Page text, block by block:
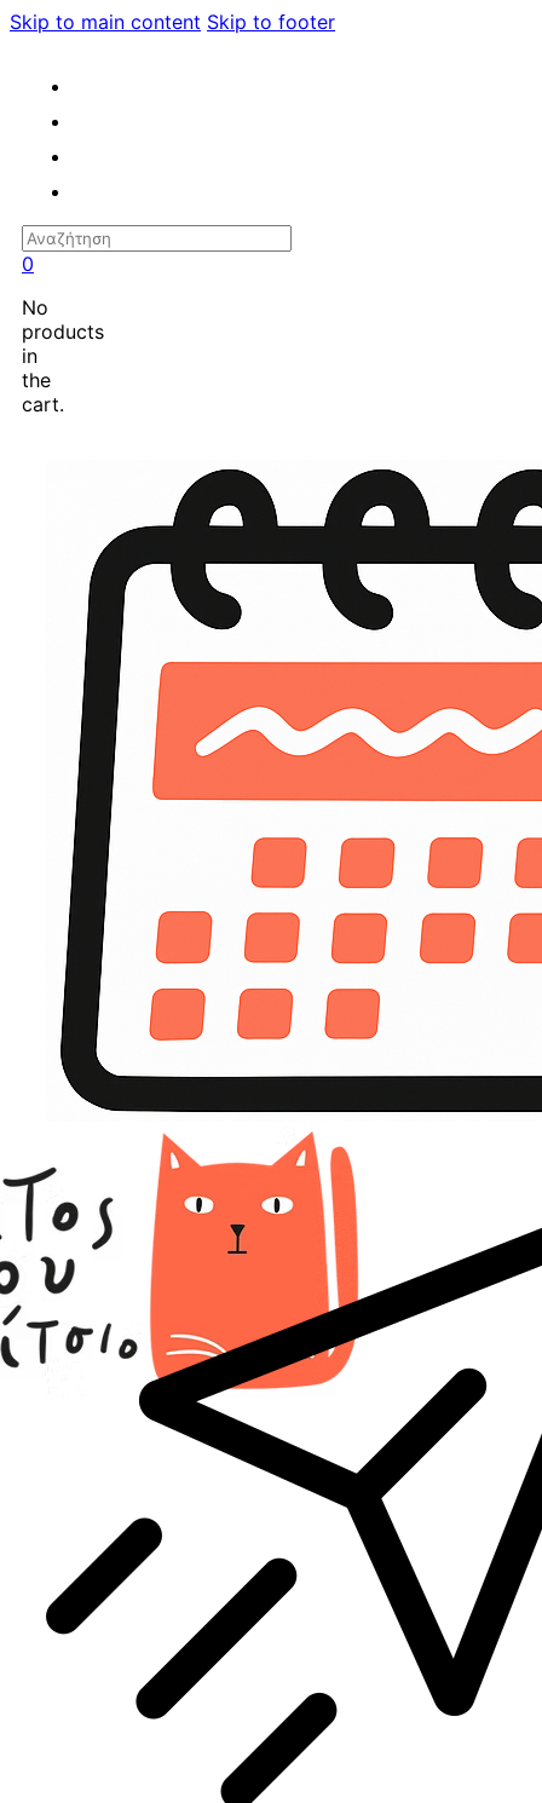
Skip to main content Skip to footer
Search
0
No
products
in
the
cart.